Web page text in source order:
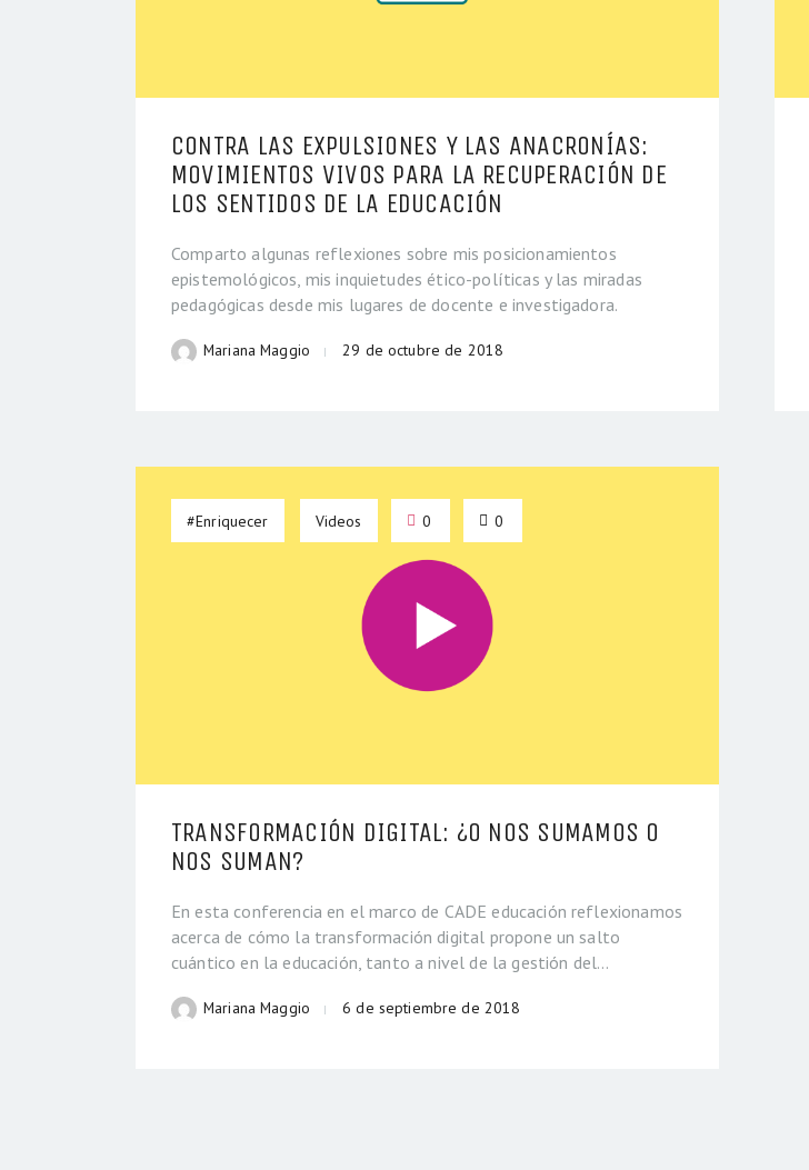
CONTRA LAS EXPULSIONES Y LAS ANACRONÍAS:
MOVIMIENTOS VIVOS PARA LA RECUPERACIÓN DE
LOS SENTIDOS DE LA EDUCACIÓN
Comparto algunas reflexiones sobre mis posicionamientos
epistemológicos, mis inquietudes ético-políticas y las miradas
pedagógicas desde mis lugares de docente e investigadora.
Mariana Maggio 29 de octubre de 2018
#Enriquecer Videos 0 0
TRANSFORMACIÓN DIGITAL: ¿O NOS SUMAMOS O
NOS SUMAN?
En esta conferencia en el marco de CADE educación reflexionamos
acerca de cómo la transformación digital propone un salto
cuántico en la educación, tanto a nivel de la gestión del…
Mariana Maggio 6 de septiembre de 2018